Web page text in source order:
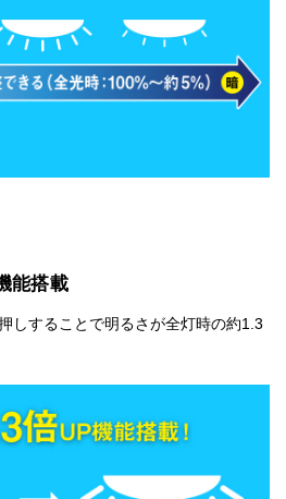
能搭載
しすることで明るさが全灯時の約1.3